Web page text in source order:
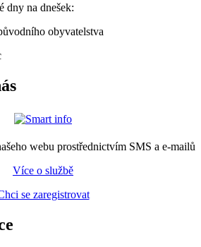
dny na dnešek:
obyvatelstva
webu prostřednictvím SMS a e-mailů
Více o službě
se zaregistrovat